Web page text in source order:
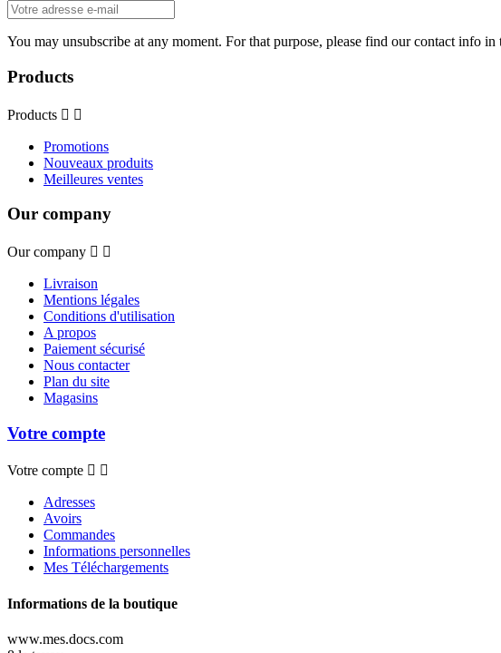
You may unsubscribe at any moment. For that purpose, please find our contact info in
Products
Products  
Promotions
Nouveaux produits
Meilleures ventes
Our company
Our company  
Livraison
Mentions légales
Conditions d'utilisation
A propos
Paiement sécurisé
Nous contacter
Plan du site
Magasins
Votre compte
Votre compte  
Adresses
Avoirs
Commandes
Informations personnelles
Mes Téléchargements
Informations de la boutique
www.mes.docs.com